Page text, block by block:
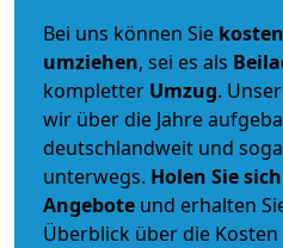
Bei uns können Sie
umziehen, sei es als
kompletter Umzug.
wir über die Jahre
deutschlandweit und
unterwegs. Holen Sie
Angebote und erhalten
Überblick über die